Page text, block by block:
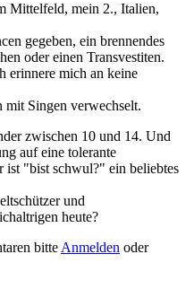
Mittelfeld, mein 2., Italien,
gegeben, ein brennendes
oder einen Transvestiten.
erinnere mich an keine
mit Singen verwechselt.
zwischen 10 und 14. Und
auf eine tolerante
ist "bist schwul?" ein beliebtes
und
heute?
bitte Anmelden oder